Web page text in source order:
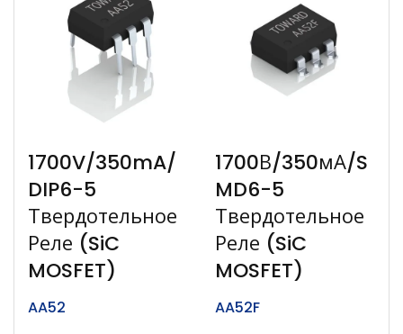
1700V/350mA/
DIP6-5
Твердотельное
Реле (SiC
MOSFET)
AA52
1700В/350мА/S
MD6-5
Твердотельное
Реле (SiC
MOSFET)
AA52F